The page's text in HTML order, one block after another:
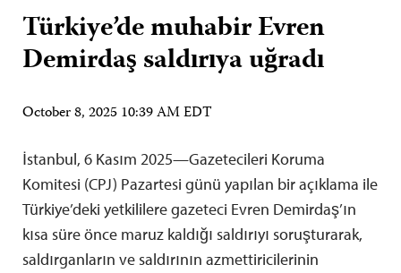
Türkiye’de muhabir Evren
Demirdaş saldırıya uğradı
October 8, 2025 10:39 AM EDT
İstanbul, 6 Kasım 2025—Gazetecileri Koruma
Komitesi (CPJ) Pazartesi günü yapılan bir açıklama ile
Türkiye’deki yetkililere gazeteci Evren Demirdaş’ın
kısa süre önce maruz kaldığı saldırıyı soruşturarak,
saldırganların ve saldırının azmettiricilerinin